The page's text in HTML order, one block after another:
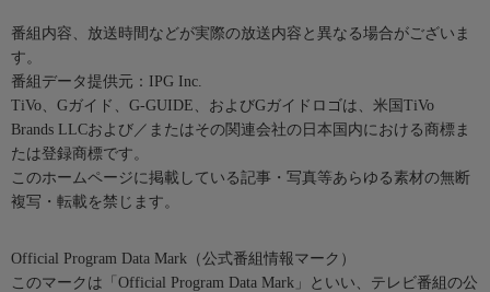
番組内容、放送時間などが実際の放送内容と異なる場合がございま
す。
番組データ提供元：IPG Inc.
TiVo、Gガイド、G-GUIDE、およびGガイドロゴは、米国TiVo
Brands LLCおよび／またはその関連会社の日本国内における商標ま
たは登録商標です。
このホームページに掲載している記事・写真等あらゆる素材の無断
複写・転載を禁じます。
Official Program Data Mark（公式番組情報マーク）
このマークは「Official Program Data Mark」といい、テレビ番組の公